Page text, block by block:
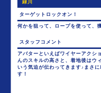
緑川
ターゲットロックオン！
何かを狙って、ロープを使って、
スタッフコメント
アバターといえばワイヤーアクシ
んのスキルの高さと、着地後はウ
いう気迫が伝わってきます♪まさ
す！